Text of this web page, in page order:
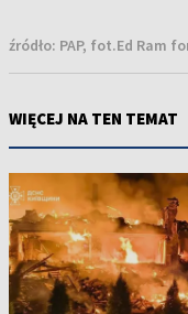
źródło: PAP, fot.Ed Ram
WIĘCEJ NA TEN TEMAT